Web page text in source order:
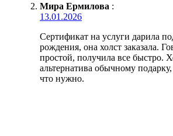
Мира Ермилова :
13.01.2026
Сертификат на услуги дарила
рождения, она холст заказала.
простой, получила все быстро.
альтернатива обычному
что нужно.